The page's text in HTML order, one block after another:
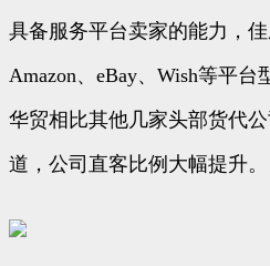
具备服务平台卖家的能力，
Amazon、eBay、Wish等平台
华贸相比其他几家头部货代
道，公司直客比例大幅提升。